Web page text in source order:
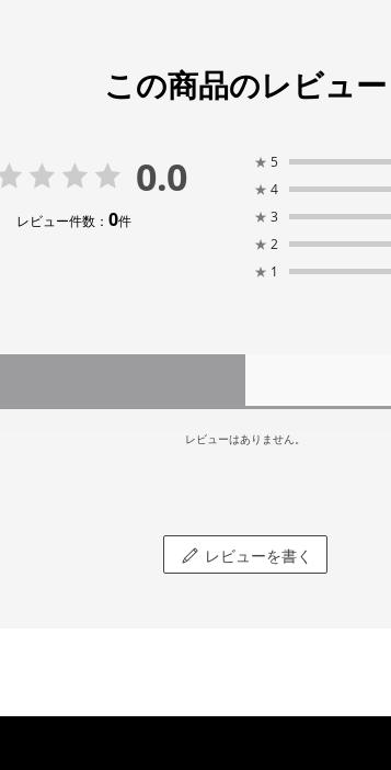
この商品のレビュー
0.0
レビュー件数： 0件
★ 5
★ 4
★ 3
★ 2
★ 1
レビューはありません。
レビューを書く